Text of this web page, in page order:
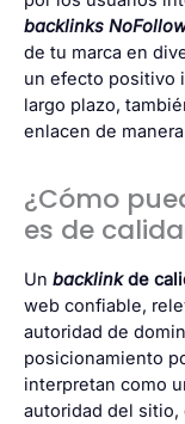
backlinks
de tu marca en
un efecto positivo
largo plazo,
enlacen de
¿Cómo
es de
Un backlinkde
web confiable,
autoridad de
posicionamiento
interpretan como
autoridad del